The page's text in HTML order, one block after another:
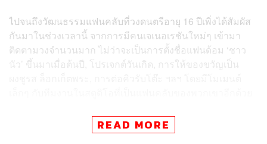
ไปจนถึงวัฒนธรรมแฟนคลับที่วงดนตรีอายุ 16 ปีเพิ่งได้สัมผัส
กันมาในช่วงเวลานี้ จากการมีคนเจเนอเรชันใหม่ๆ เข้ามา
ติดตามวงจำนวนมาก ไม่ว่าจะเป็นการตั้งชื่อแฟนด้อม ‘ชาว
นัว’ ขึ้นมาเมื่อต้นปี, โปรเจกต์วันเกิด, การให้ของขวัญเป็น
และนอกจากจะพาไมค์แปลงเสียงกับพลังล้นเหลือมาสร้าง
เสียงหัวเราะให้ผู้ชม Tattoo Colour ก็ไม่ลืมส่งท้ายด้วยการ
READ MORE